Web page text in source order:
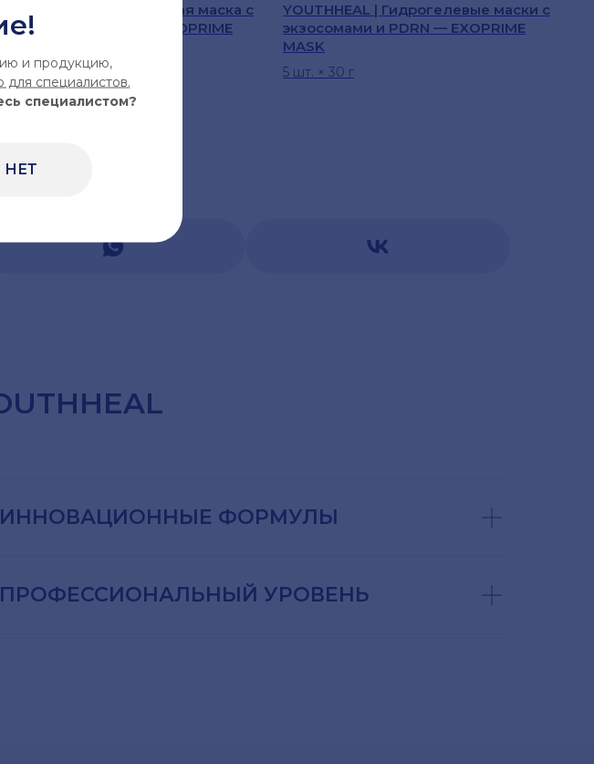
и продукцию,
для специалистов.
специалистом?
НЕТ
| Гидрогелевая маска с
и PDRN — EXOPRIME
гр (1 шт.)
в наличии
YOUTHHEAL | Гидрогелевые маски с
экзосомами и PDRN — EXOPRIME
MASK
5 шт. × 30 г
ИННОВАЦИОННЫЕ ФОРМУЛЫ
ПРОФЕССИОНАЛЬНЫЙ УРОВЕНЬ